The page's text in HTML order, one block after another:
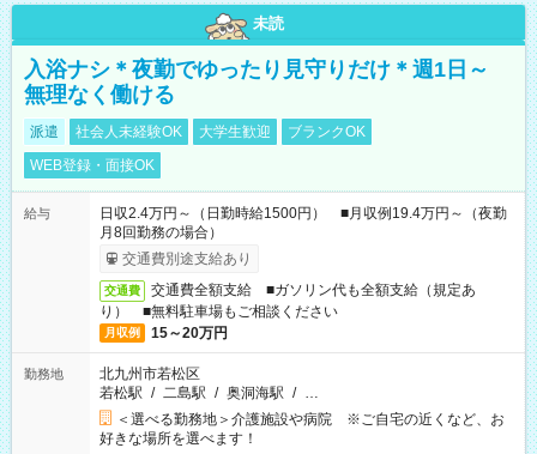
未読
入浴ナシ＊夜勤でゆったり見守りだけ＊週1日～
無理なく働ける
派遣 社会人未経験OK 大学生歓迎
ブランクOK
WEB登録・面接OK
給与
日収2.4万円～（日勤時給1500円） ■月収例19.4万円～（夜勤
月8回勤務の場合）
交通費別途支給あり
交通費
交通費全額支給 ■ガソリン代も全額支給（規定あ
り） ■無料駐車場もご相談ください
月収例 15～20万円
勤務地
北九州市若松区
若松駅 / 二島駅 / 奥洞海駅 / …
＜選べる勤務地＞介護施設や病院 ※ご自宅の近くなど、お
好きな場所を選べます！